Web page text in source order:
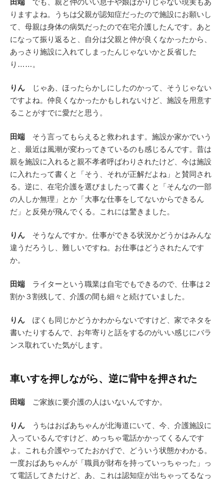
田端 でも、親と仲のいい息子や娘ばかりじゃない現実もあ
りますよね。うちは父親が認知症だったので施設にお願いし
て、母親は身体の病気だったので在宅介護したんです。あと
になって振り返ると、自分は父親と仲が良くなかったから、
あっさり施設に入れてしまったんじゃないかと反省した
り……。
りん じゃあ、ほったらかしにしたのかって、そうじゃない
ですよね。仲良くなかったかもしれないけど、施設を用意す
ることがすでに愛だと思う。
田端 そう言ってもらえると救われます。施設か家かでいう
と、最近は風潮が変わってきているのも感じるんです。昔は
親を施設に入れると親不孝者呼ばわりされたけど、今は施設
に入れたって書くと「そう、それが正解だよね」と賛同され
る。逆に、在宅介護を選びましたって書くと「そんなの一部
の人しか無理」とか「大事な仕事をしてないからできるん
だ」と反発が飛んでくる。これには驚きました。
りん そうなんですか。仕事ができる状況かどうかはみんな
違うだろうし、難しいですね。お仕事はどうされたんです
か。
田端 ライターという職業は自宅でもできるので、仕事は２
割か３割残して、介護の間も細々と続けていました。
りん ぼくも同じかどうかわからないですけど、家でネタを
書いたりするんで、お年寄りと話をするのがいい感じにバラ
ンス取れていた気がします。
車いすを押しながら、逆に背中を押された
田端 ご家族に要介護の人はいないんですか。
りん うちはおばあちゃんが北海道にいて、今、介護施設に
入っているんですけど、めっちゃ電話かかってくるんです
よ。これも介護やってたおかげで、どういう状態かわかる。
一度おばあちゃんが「職員が財布を持っていっちゃった」っ
て電話してきたけど、あ、これは認知症が出ちゃってるなっ